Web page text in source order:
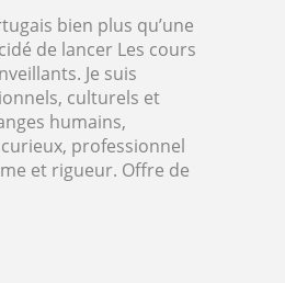
bien plus qu’une
de lancer Les cours
Je suis
culturels et
humains,
professionnel
et rigueur. Offre de